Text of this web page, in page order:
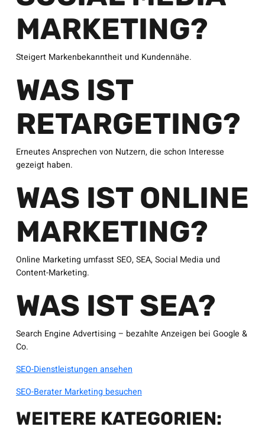
MARKETING?
Steigert Markenbekanntheit und Kundennähe.
WAS IST
RETARGETING?
Erneutes Ansprechen von Nutzern, die schon Interesse
gezeigt haben.
WAS IST ONLINE
MARKETING?
Online Marketing umfasst SEO, SEA, Social Media und
Content-Marketing.
WAS IST SEA?
Search Engine Advertising – bezahlte Anzeigen bei Google &
Co.
SEO-Dienstleistungen ansehen
SEO-Berater Marketing besuchen
WEITERE KATEGORIEN: